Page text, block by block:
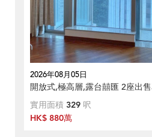
2026年08月05日
開放式,極高層,露台囍匯 2座出
實用面積 329 呎
HK$ 880萬